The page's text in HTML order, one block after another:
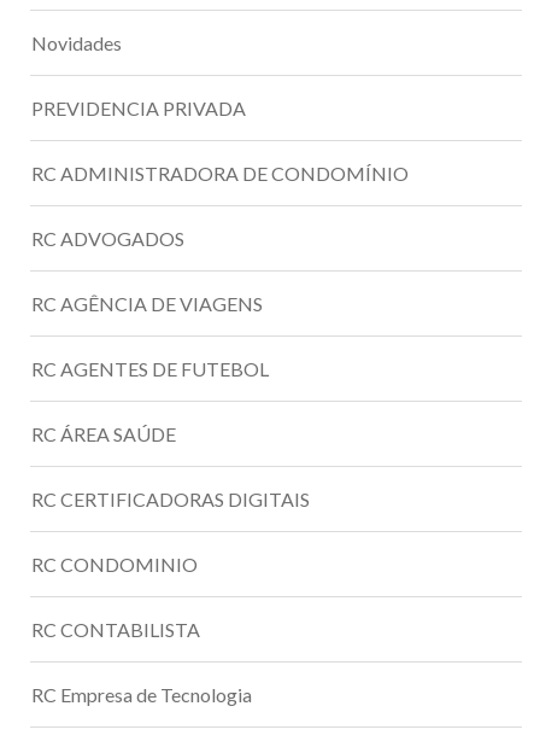
Novidades
PREVIDENCIA PRIVADA
RC ADMINISTRADORA DE CONDOMÍNIO
RC ADVOGADOS
RC AGÊNCIA DE VIAGENS
RC AGENTES DE FUTEBOL
RC ÁREA SAÚDE
RC CERTIFICADORAS DIGITAIS
RC CONDOMINIO
RC CONTABILISTA
RC Empresa de Tecnologia